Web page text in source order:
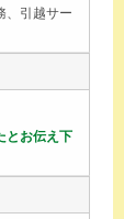
、引越サー
とお伝え下